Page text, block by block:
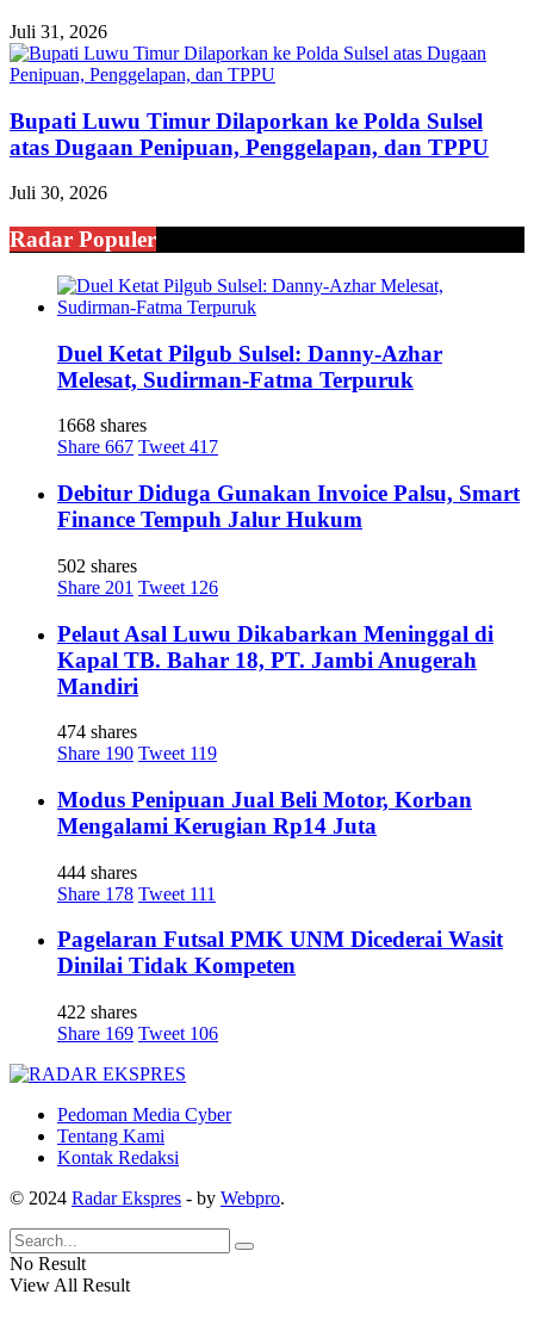
Juli 31, 2026
Bupati Luwu Timur Dilaporkan ke Polda Sulsel
atas Dugaan Penipuan, Penggelapan, dan TPPU
Juli 30, 2026
Radar Populer
Duel Ketat Pilgub Sulsel: Danny-Azhar
Melesat, Sudirman-Fatma Terpuruk
1668 shares
Share 667 Tweet 417
Debitur Diduga Gunakan Invoice Palsu, Smart
Finance Tempuh Jalur Hukum
502 shares
Share 201 Tweet 126
Pelaut Asal Luwu Dikabarkan Meninggal di
Kapal TB. Bahar 18, PT. Jambi Anugerah
Mandiri
474 shares
Share 190 Tweet 119
Modus Penipuan Jual Beli Motor, Korban
Mengalami Kerugian Rp14 Juta
444 shares
Share 178 Tweet 111
Pagelaran Futsal PMK UNM Dicederai Wasit
Dinilai Tidak Kompeten
422 shares
Share 169 Tweet 106
Pedoman Media Cyber
Tentang Kami
Kontak Redaksi
© 2024 Radar Ekspres - by Webpro.
No Result
View All Result